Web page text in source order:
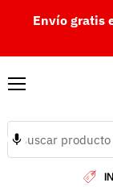
Envío gratis